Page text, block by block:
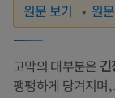
원문 보기 원
고막의 대부분은
팽팽하게 당겨지며